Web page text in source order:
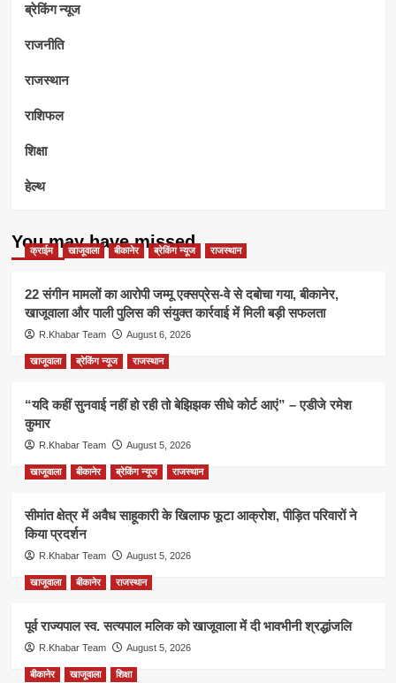
ब्रेकिंग न्यूज
राजनीति
राजस्थान
राशिफल
शिक्षा
हेल्थ
You may have missed
क्राईम खाजूवाला बीकानेर ब्रेकिंग न्यूज राजस्थान
22 संगीन मामलों का आरोपी जम्मू एक्सप्रेस-वे से दबोचा गया, बीकानेर,
खाजूवाला और पाली पुलिस की संयुक्त कार्रवाई में मिली बड़ी सफलता
R.Khabar Team August 6, 2026
खाजूवाला ब्रेकिंग न्यूज राजस्थान
“यदि कहीं सुनवाई नहीं हो रही तो बेझिझक सीधे कोर्ट आएं” – एडीजे रमेश
कुमार
R.Khabar Team August 5, 2026
खाजूवाला बीकानेर ब्रेकिंग न्यूज राजस्थान
सीमांत क्षेत्र में अवैध साहूकारी के खिलाफ फूटा आक्रोश, पीड़ित परिवारों ने
किया प्रदर्शन
R.Khabar Team August 5, 2026
खाजूवाला बीकानेर राजस्थान
पूर्व राज्यपाल स्व. सत्यपाल मलिक को खाजूवाला में दी भावभीनी श्रद्धांजलि
R.Khabar Team August 5, 2026
बीकानेर खाजूवाला शिक्षा